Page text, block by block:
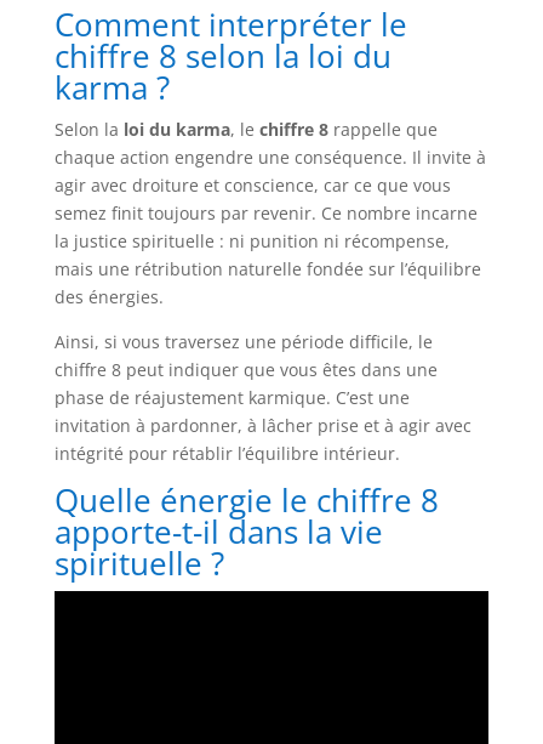
Comment interpréter le
chiffre 8 selon la loi du
karma ?
Selon la loi du karma, le chiffre 8rappelle que
chaque action engendre une conséquence. Il invite à
agir avec droiture et conscience, car ce que vous
semez finit toujours par revenir. Ce nombre incarne
la justice spirituelle : ni punition ni récompense,
mais une rétribution naturelle fondée sur l’équilibre
des énergies.
Ainsi, si vous traversez une période difficile, le
chiffre 8 peut indiquer que vous êtes dans une
phase de réajustement karmique. C’est une
invitation à pardonner, à lâcher prise et à agir avec
intégrité pour rétablir l’équilibre intérieur.
Quelle énergie le chiffre 8
apporte-t-il dans la vie
spirituelle ?